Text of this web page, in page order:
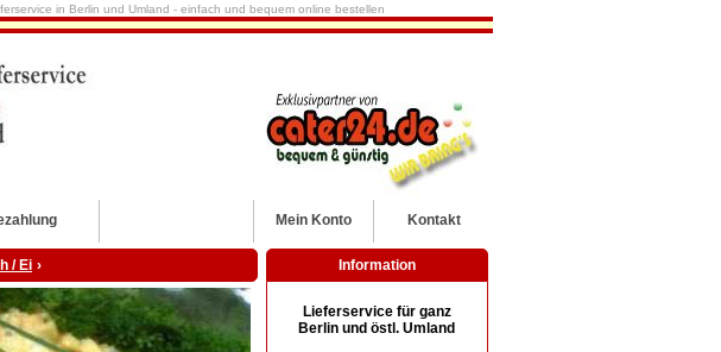
in Berlin und Umland - einfach und bequem online bestellen
Kontakt
Mein Konto
/ Ei › Information
Lieferservice für ganz
Berlin und östl. Umland